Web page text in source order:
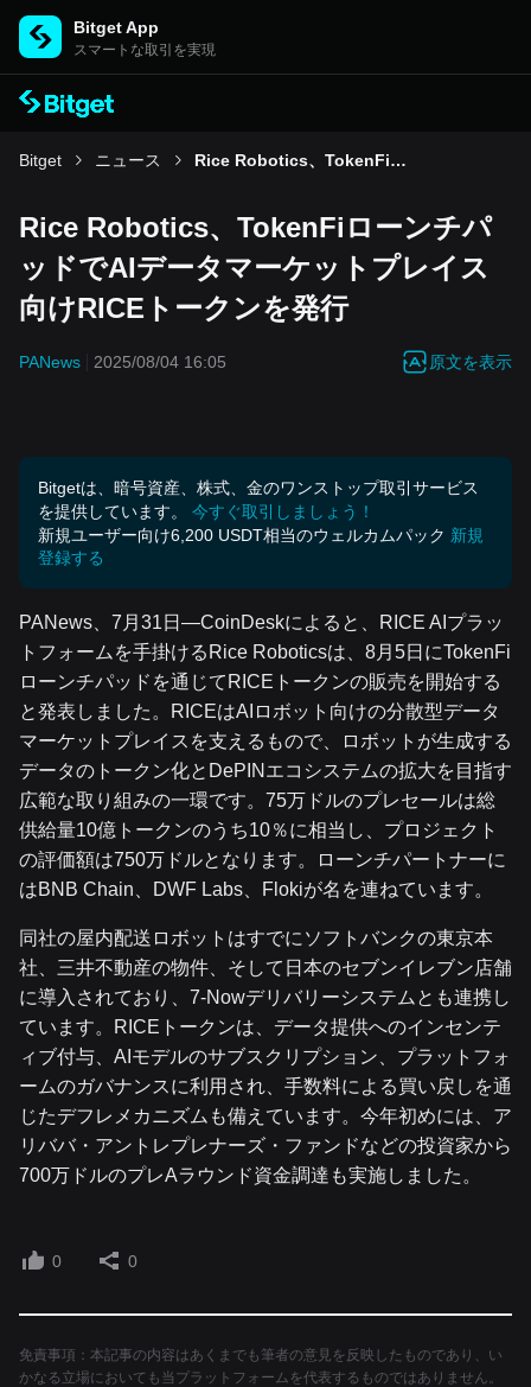
Bitget App
スマートな取引を実現
Bitget ニュース Rice Robotics、TokenFiローンチパッドでAIデータマーケットプレイス向けRICEトークンを発行
Rice Robotics、TokenFiローンチパ
ッドでAIデータマーケットプレイス
向けRICEトークンを発行
PANews 2025/08/04 16:05 原文を表示
Bitgetは、暗号資産、株式、金のワンストップ取引サービス
を提供しています。
今すぐ取引しましょう！
新規ユーザー向け6,200 USDT相当のウェルカムパック 新規
登録する
PANews、7月31日—CoinDeskによると、RICE AIプラッ
トフォームを手掛けるRice Roboticsは、8月5日にTokenFi
ローンチパッドを通じてRICEトークンの販売を開始する
と発表しました。RICEはAIロボット向けの分散型データ
マーケットプレイスを支えるもので、ロボットが生成する
データのトークン化とDePINエコシステムの拡大を目指す
広範な取り組みの一環です。75万ドルのプレセールは総
供給量10億トークンのうち10％に相当し、プロジェクト
の評価額は750万ドルとなります。ローンチパートナーに
はBNB Chain、DWF Labs、Flokiが名を連ねています。
同社の屋内配送ロボットはすでにソフトバンクの東京本
社、三井不動産の物件、そして日本のセブンイレブン店舗
に導入されており、7-Nowデリバリーシステムとも連携し
ています。RICEトークンは、データ提供へのインセンテ
ィブ付与、AIモデルのサブスクリプション、プラットフォ
ームのガバナンスに利用され、手数料による買い戻しを通
じたデフレメカニズムも備えています。今年初めには、ア
リババ・アントレプレナーズ・ファンドなどの投資家から
700万ドルのプレAラウンド資金調達も実施しました。
0 0
免責事項：本記事の内容はあくまでも筆者の意見を反映したものであり、い
かなる立場においても当プラットフォームを代表するものではありません。